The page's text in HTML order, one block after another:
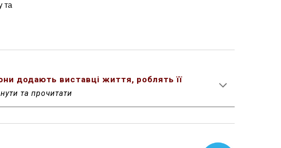
та
додають виставці життя, роблять її
та прочитати